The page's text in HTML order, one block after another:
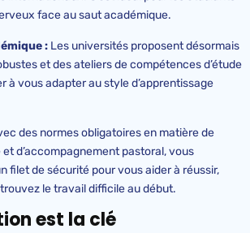
face au saut académique.
: Les universités proposent désormais
et des ateliers de compétences d’étude
à vous adapter au style d’apprentissage
des normes obligatoires en matière de
d’accompagnement pastoral, vous
filet de sécurité pour vous aider à réussir,
le travail difficile au début.
est la clé